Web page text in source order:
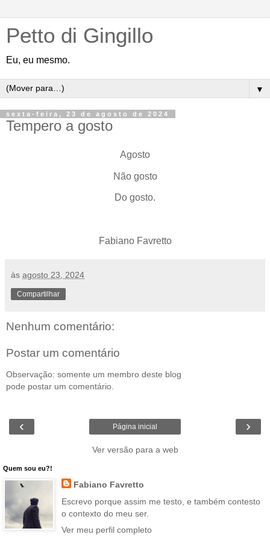
Petto di Gingillo
Eu, eu mesmo.
▼
sexta-feira, 23 de agosto de 2024
Tempero a gosto
Agosto
Não gosto
Do gosto.
Fabiano Favretto
às agosto 23, 2024
Compartilhar
Nenhum comentário:
Postar um comentário
Observação: somente um membro deste blog
pode postar um comentário.
‹ ›
Página inicial
Ver versão para a web
Quem sou eu?!
Fabiano Favretto
Escrevo porque assim me testo, e também contesto
o contexto do meu ser.
Ver meu perfil completo